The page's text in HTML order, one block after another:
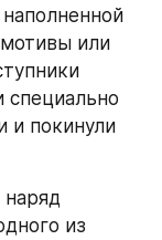
или
и покинули
из